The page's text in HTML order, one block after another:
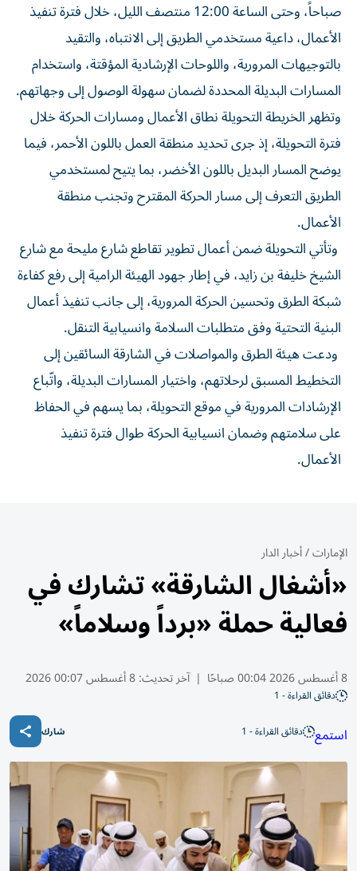
صباحاً، وحتى الساعة 12:00 منتصف الليل، خلال فترة تنفيذ
الأعمال، داعية مستخدمي الطريق إلى الانتباه، والتقيد
بالتوجيهات المرورية، واللوحات الإرشادية المؤقتة، واستخدام
المسارات البديلة المحددة لضمان سهولة الوصول إلى وجهاتهم.
وتظهر الخريطة التحويلة نطاق الأعمال ومسارات الحركة خلال
فترة التحويلة، إذ جرى تحديد منطقة العمل باللون الأحمر، فيما
يوضح المسار البديل باللون الأخضر، بما يتيح لمستخدمي
الطريق التعرف إلى مسار الحركة المقترح وتجنب منطقة
الأعمال.
وتأتي التحويلة ضمن أعمال تطوير تقاطع شارع مليحة مع شارع
الشيخ خليفة بن زايد، في إطار جهود الهيئة الرامية إلى رفع كفاءة
شبكة الطرق وتحسين الحركة المرورية، إلى جانب تنفيذ أعمال
البنية التحتية وفق متطلبات السلامة وانسيابية التنقل.
ودعت هيئة الطرق والمواصلات في الشارقة السائقين إلى
التخطيط المسبق لرحلاتهم، واختيار المسارات البديلة، واتّباع
الإرشادات المرورية في موقع التحويلة، بما يسهم في الحفاظ
على سلامتهم وضمان انسيابية الحركة طوال فترة تنفيذ
الأعمال.
الإمارات/أخبار الدار
«أشغال الشارقة» تشارك في
فعالية حملة «برداً وسلاماً»
8 أغسطس 2026 00:04 صباحًا | آخر تحديث:8 أغسطس 00:07 2026
دقائق القراءة - 1
استمع دقائق القراءة - 1 شارك